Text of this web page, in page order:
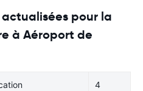
pour la
à Aéroport de
4